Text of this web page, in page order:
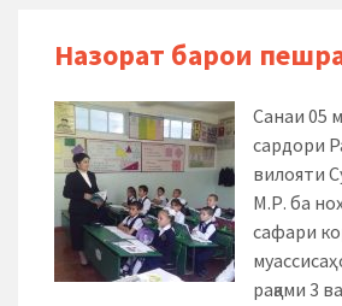
Назорат барои
Санаи 05
сардори
вилояти
М.Р. ба
сафари
рақами 3